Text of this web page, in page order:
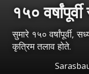
१५०
सुमारे १५० वर्षांपूर्वी,
कृत्रिम तलाव होते.